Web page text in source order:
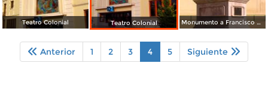
Teatro Colonial Teatro Colonial Monumento a Francisco Villa
Anterior 1 2 3 4 5 Siguiente